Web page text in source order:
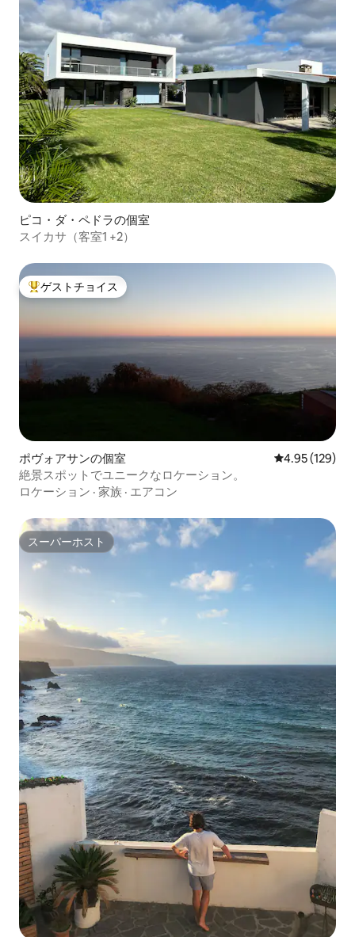
ピコ・ダ・ペドラの個室
スイカサ（客室1 +2）
大好評のゲストチョイスです。
ゲストチョイス
ポヴォアサンの個室 レビュー129
4.95 (129)
絶景スポットでユニークなロケーション。
ロケーション · 家族 · エアコン
スーパーホスト
スーパーホスト